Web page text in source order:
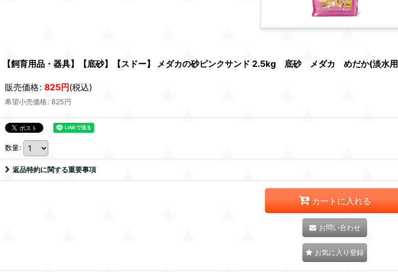
【飼育用品・器具】【底砂】【スドー】 メダカの砂ピンクサンド 2.5kg 底砂 メダカ めだか(淡水
販売価格: 825円(税込)
希望小売価格: 825円
数量:
返品特約に関する重要事項
カートに入れる
お問い合わせ
お気に入り登録